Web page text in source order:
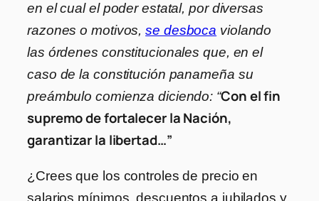
en el cual el poder estatal, por diversas
razones o motivos,se desboca violando
las órdenes constitucionales que, en el
caso de la constitución panameña su
preámbulo comienza diciendo: “Con el fin
supremo de fortalecer la Nación,
garantizar la libertad…”
¿Crees que los controles de precio en
salarios mínimos, descuentos a jubilados y